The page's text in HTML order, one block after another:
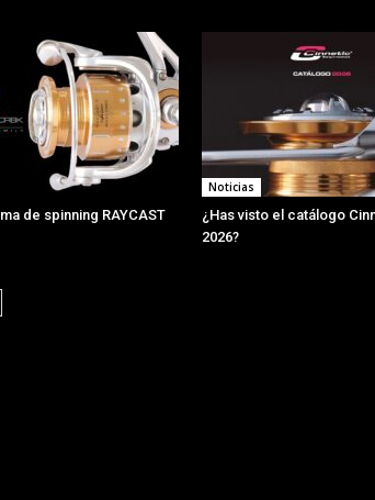
de spinning RAYCAST
Noticias
¿Has visto el catálogo
2026?